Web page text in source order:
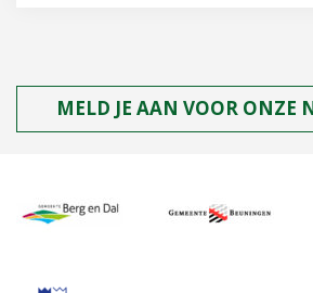
MELD JE AAN VOOR ONZE